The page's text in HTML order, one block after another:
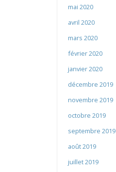
mai 2020
avril 2020
mars 2020
février 2020
janvier 2020
décembre 2019
novembre 2019
octobre 2019
septembre 2019
août 2019
juillet 2019